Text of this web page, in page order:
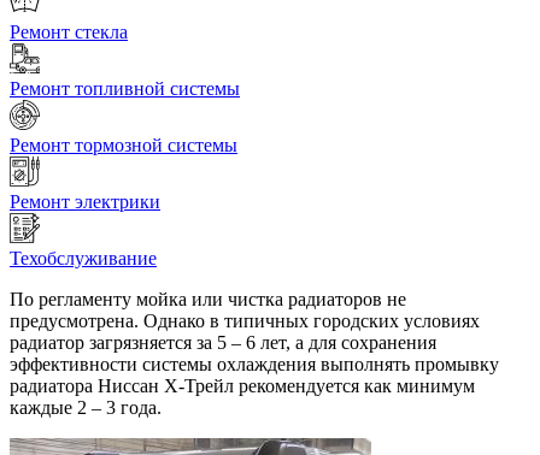
Ремонт стекла
Ремонт топливной системы
Ремонт тормозной системы
Ремонт электрики
Техобслуживание
По регламенту мойка или чистка радиаторов не
предусмотрена. Однако в типичных городских условиях
радиатор загрязняется за 5 – 6 лет, а для сохранения
эффективности системы охлаждения выполнять промывку
радиатора Ниссан Х-Трейл рекомендуется как минимум
каждые 2 – 3 года.